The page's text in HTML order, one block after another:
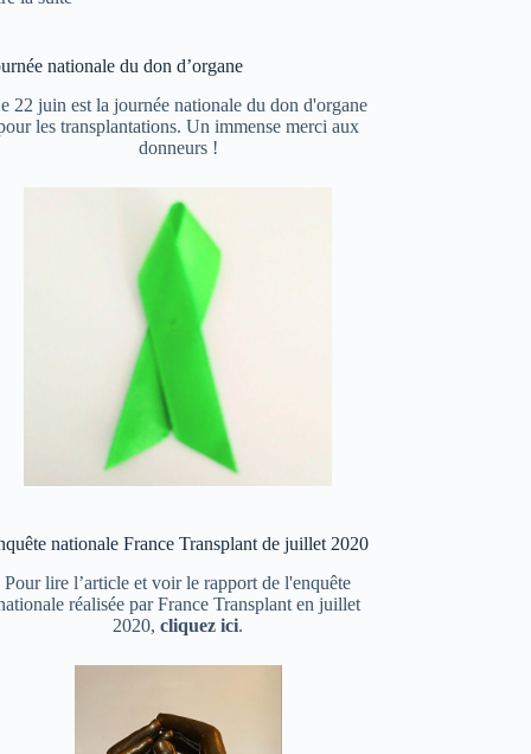
nationale du don d’organe
22 juin est la journée nationale du don d'organe
les transplantations. Un immense merci aux
donneurs !
nationale France Transplant de juillet 2020
Pour lire l’article et voir le rapport de l'enquête
réalisée par France Transplant en juillet
2020,cliquez ici.